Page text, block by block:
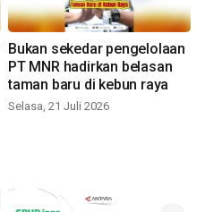
Bukan sekedar pengelolaan
PT MNR hadirkan belasan
taman baru di kebun raya
Selasa, 21 Juli 2026